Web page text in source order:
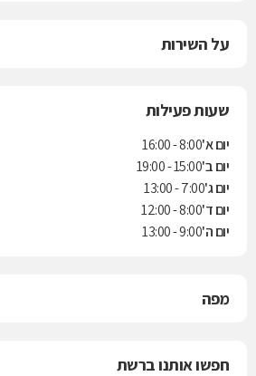
על השירות
שעות פעילות
יום א'8:00 - 16:00
יום ב'15:00 - 19:00
יום ג'7:00 - 13:00
יום ד'8:00 - 12:00
יום ה'9:00 - 13:00
מפה
חפשו אותנו ברשת